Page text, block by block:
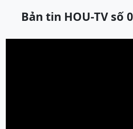
Bản tin HOU-TV số